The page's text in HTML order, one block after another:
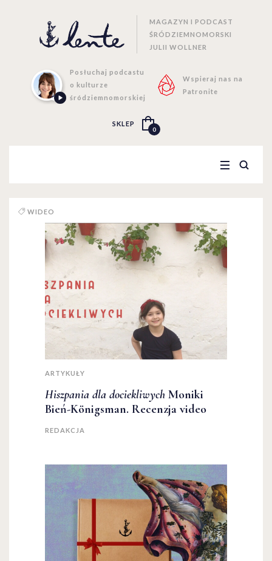
MAGAZYN I PODCAST
ŚRÓDZIEMNOMORSKI
JULII WOLLNER
Posłuchaj podcastu
o kulturze
śródziemnomorskiej
Wspieraj nas na
Patronite
SKLEP
0
WIDEO
ARTYKUŁY
Hiszpania dla dociekliwych Moniki
Bień-Königsman. Recenzja video
REDAKCJA